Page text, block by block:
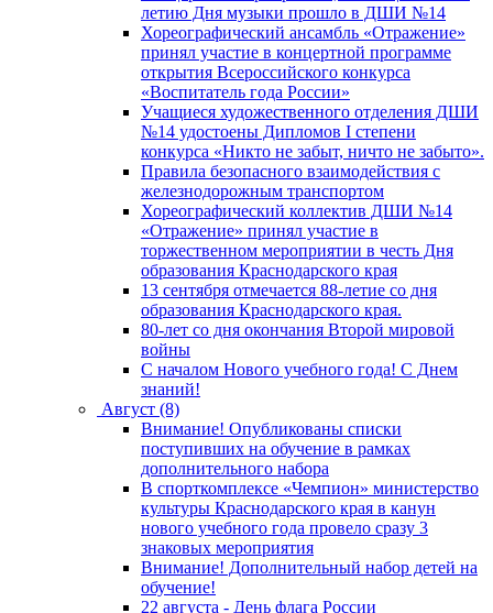
летию Дня музыки прошло в ДШИ №14
Хореографический ансамбль «Отражение»
принял участие в концертной программе
открытия Всероссийского конкурса
«Воспитатель года России»
Учащиеся художественного отделения ДШИ
№14 удостоены Дипломов I степени
конкурса «Никто не забыт, ничто не забыто».
Правила безопасного взаимодействия с
железнодорожным транспортом
Хореографический коллектив ДШИ №14
«Отражение» принял участие в
торжественном мероприятии в честь Дня
образования Краснодарского края
13 сентября отмечается 88-летие со дня
образования Краснодарского края.
80-лет со дня окончания Второй мировой
войны
С началом Нового учебного года! С Днем
знаний!
Август (8)
Внимание! Опубликованы списки
поступивших на обучение в рамках
дополнительного набора
В спорткомплексе «Чемпион» министерство
культуры Краснодарского края в канун
нового учебного года провело сразу 3
знаковых мероприятия
Внимание! Дополнительный набор детей на
обучение!
22 августа - День флага России